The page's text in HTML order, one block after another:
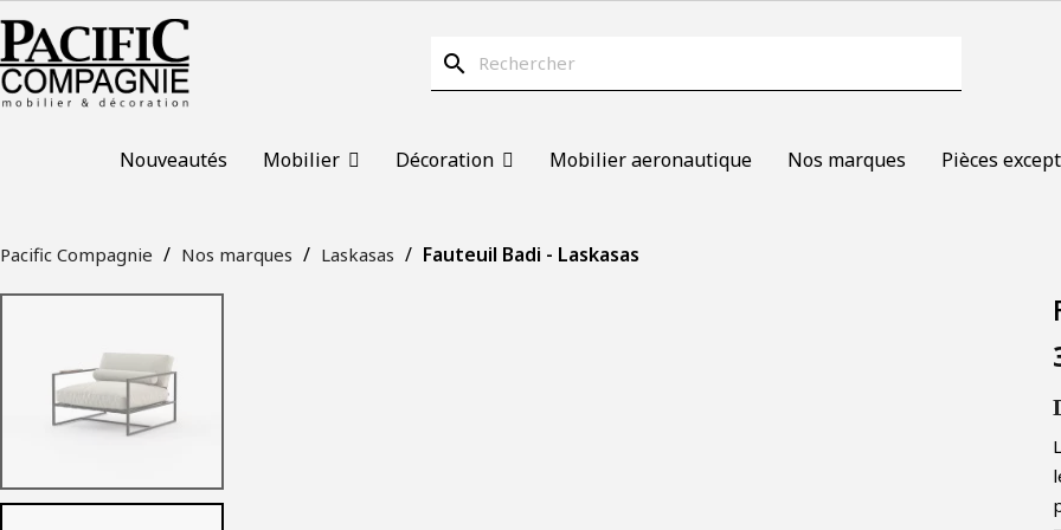
search
Nouveautés Mobilier Décoration Mobilier aeronautique Nos marques Pièces
Pacific Compagnie Nos marques Laskasas Fauteuil Badi - Laskasas